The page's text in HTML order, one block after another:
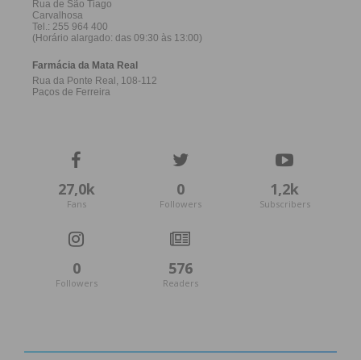
27,0k
Fans
0
Followers
1,2k
Subscribers
0
Followers
576
Readers